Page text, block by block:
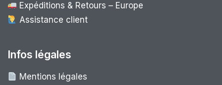
Expéditions & Retours – Europe
Assistance client
Infos légales
Mentions légales